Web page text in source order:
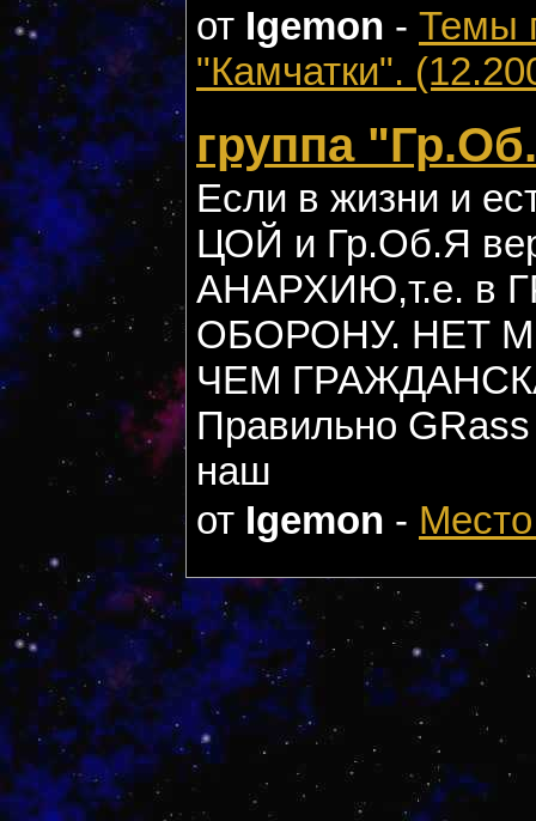
от Igemon - Темы
"Камчатки".
группа
Если в жизни и
ЦОЙ и Гр.Об.Я
АНАРХИЮ,т.е. в
ОБОРОНУ. НЕТ
ЧЕМ
Правильно
наш
от Igemon -